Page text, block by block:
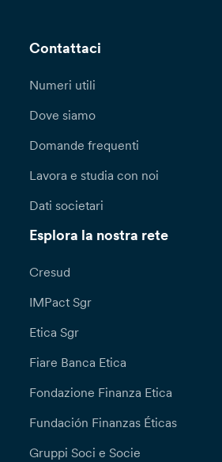
Contattaci
Numeri utili
Dove siamo
Domande frequenti
Lavora e studia con noi
Dati societari
Esplora la nostra rete
Cresud
IMPact Sgr
Etica Sgr
Fiare Banca Etica
Fondazione Finanza Etica
Fundación Finanzas Éticas
Gruppi Soci e Socie